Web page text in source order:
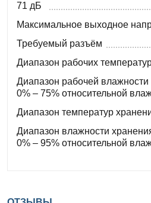
71 дБ
Максимальное выходное
Требуемый разъём
Диапазон рабочих
Диапазон рабочей влажности
0% – 75% относительной
Диапазон температур
Диапазон влажности
0% – 95% относительной